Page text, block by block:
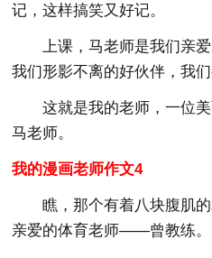
记，这样搞笑又好记。
上课，马老师是我们亲
我们形影不离的好伙伴，我们
这就是我的老师，一位
马老师。
我的漫画老师作文4
瞧，那个有着八块腹肌
亲爱的体育老师——曾教练。